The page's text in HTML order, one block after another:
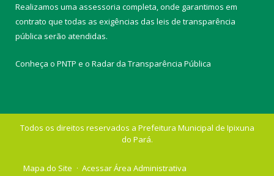
Realizamos uma assessoria completa, onde garantimos em
contrato que todas as exigências das leis de transparência
pública serão atendidas.
Conheça o PNTP e o Radar da Transparência Pública
Todos os direitos reservados a Prefeitura Municipal de Ipixuna
do Pará.
Mapa do Site
Acessar Área Administrativa